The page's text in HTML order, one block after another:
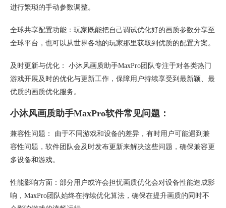
进行繁琐的手动参数调整。
全球共享配置功能：玩家既能把自己调试优化好的画质参数分享至
全球平台，也可以从世界各地的玩家那里获取到优质的配置方案。
及时更新与优化： 小沐风画质助手MaxPro团队专注于对各类热门
游戏开展及时的优化与更新工作，保障用户持续享受到最新颖、最
优质的画质优化服务。
小沐风画质助手MaxPro软件常见问题：
兼容性问题： 由于不同游戏和设备的差异，有时用户可能遇到兼
容性问题，软件团队会及时发布更新来解决这些问题，确保兼容更
多设备和游戏。
性能影响方面：部分用户或许会担忧画质优化会对设备性能造成影
响，MaxPro团队始终在持续优化算法，确保在提升画质的同时不